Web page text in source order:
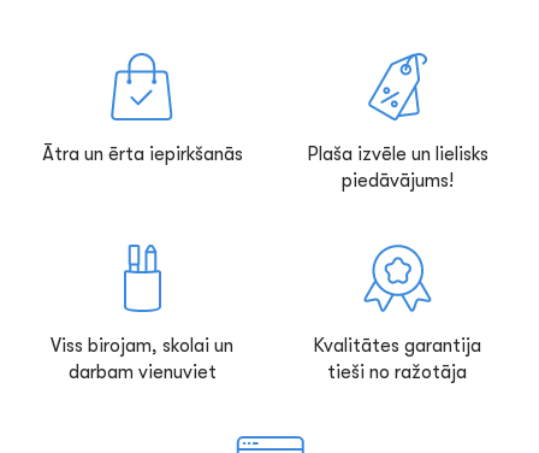
Ātra un ērta iepirkšanās
Plaša izvēle un lielisks
piedāvājums!
Viss birojam, skolai un
darbam vienuviet
Kvalitātes garantija
tieši no ražotāja